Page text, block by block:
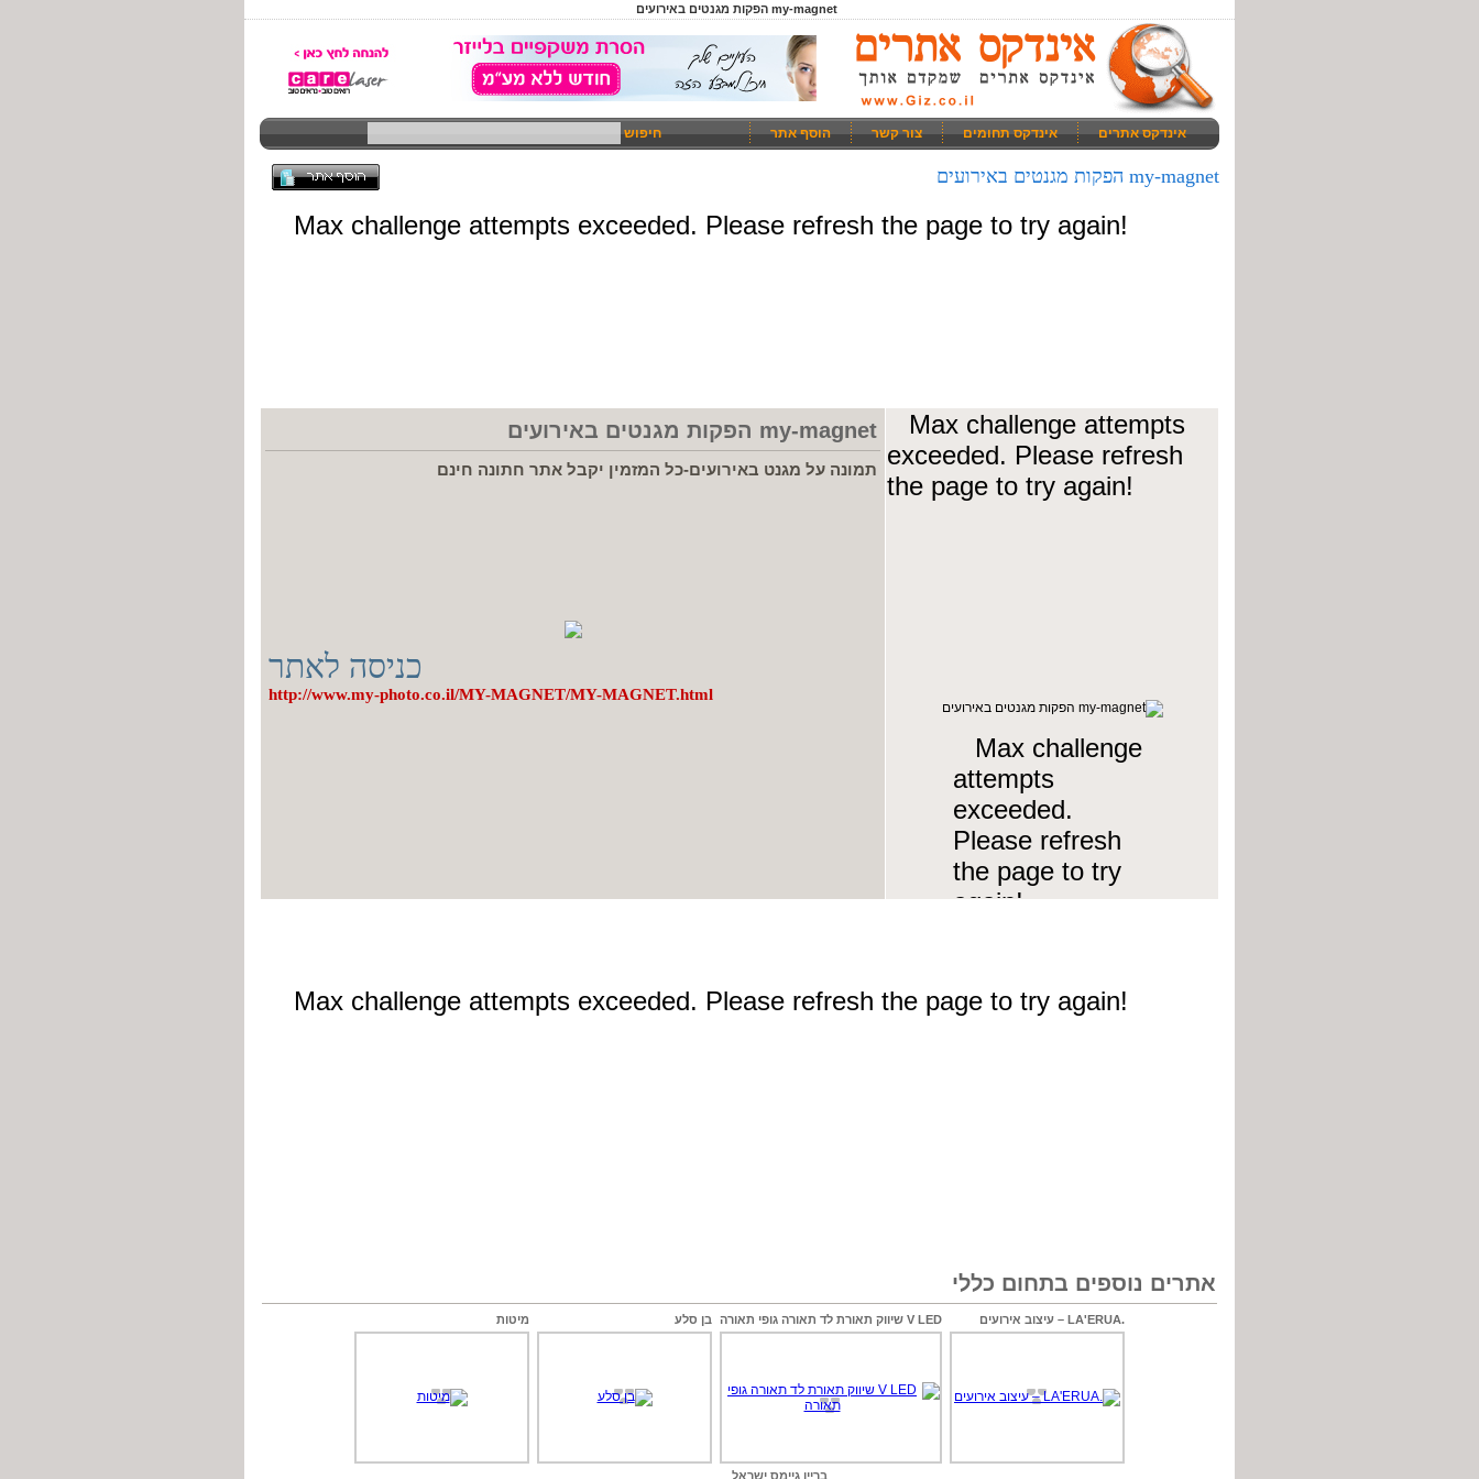
my-magnet הפקות מגנטים באירועים
אינדקס אתרים אינדקס תחומים צור קשר הוסף אתר חיפוש
my-magnet הפקות מגנטים באירועים
my-magnet הפקות מגנטים באירועים
תמונה על מגנט באירועים-כל המזמין יקבל אתר חתונה חינם
כניסה לאתר
http://www.my-photo.co.il/MY-MAGNET/MY-MAGNET.html
אתרים נוספים בתחום כללי
.LA'ERUA – עיצוב אירועים V LED שיווק תאורת לד תאורה גופי תאורה בן סלע מיטות
בריין גיימס ישראל